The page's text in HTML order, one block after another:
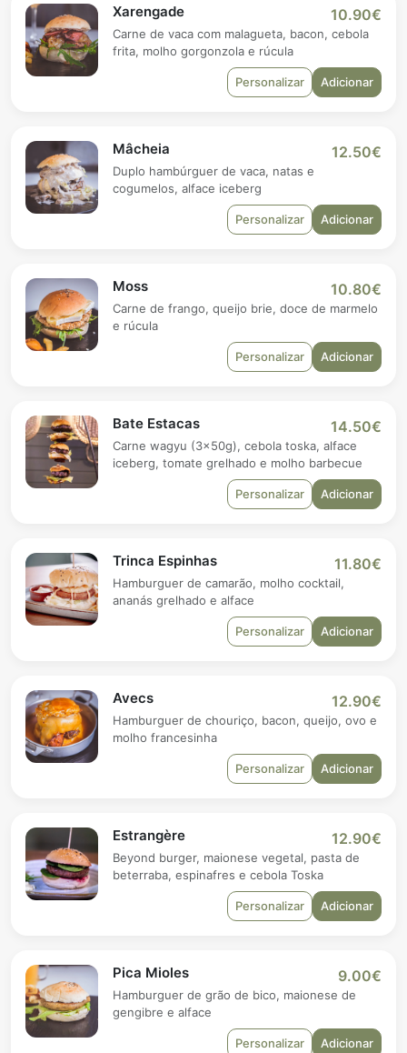
Xarengade 10.90€
Carne de vaca com malagueta, bacon, cebola
frita, molho gorgonzola e rúcula
Personalizar Adicionar
Mâcheia 12.50€
Duplo hambúrguer de vaca, natas e
cogumelos, alface iceberg
Personalizar Adicionar
Moss 10.80€
Carne de frango, queijo brie, doce de marmelo
e rúcula
Personalizar Adicionar
Bate Estacas 14.50€
Carne wagyu (3x50g), cebola toska, alface
iceberg, tomate grelhado e molho barbecue
Personalizar Adicionar
Trinca Espinhas 11.80€
Hamburguer de camarão, molho cocktail,
ananás grelhado e alface
Personalizar Adicionar
Avecs 12.90€
Hamburguer de chouriço, bacon, queijo, ovo e
molho francesinha
Personalizar Adicionar
Estrangère 12.90€
Beyond burger, maionese vegetal, pasta de
beterraba, espinafres e cebola Toska
Personalizar Adicionar
Pica Mioles 9.00€
Hamburguer de grão de bico, maionese de
gengibre e alface
Personalizar Adicionar